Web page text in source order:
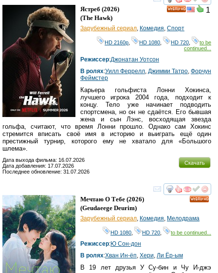
смотреть
1
Ястреб (2026)
(The Hawk)
Зарубежный сериал Комедия Спорт
HD 2160р HD 1080 HD 720
to be
continued...
Режиссер:Джонатан Уотсон
В ролях:Уилл Феррелл Джимми Татро Форчун
Феймстер
Карьера гольфиста Лонни Хокинса,
лучшего игрока 2004 года, подходит к
концу. Тело уже начинает подводить
спортсмена, но он не сдаётся. Его бывшая
жена и сын Лэнс, восходящая звезда
гольфа, считают, что время Лонни прошло. Однако сам Хокинс
стремится вписать своё имя в историю и выиграть ещё один
престижный турнир, которого ему не хватало для «Большого
шлема».
Скачать
Дата выхода фильма: 16.07.2026
Дата добавления: 17.07.2026
Последнее обновление: 31.07.2026
смотреть
Мечтаю О Тебе (2026)
(Geudaeege Deurim)
Зарубежный сериал, Комедия, Мелодрама
HD 1080, HD 720, to be continued...
Режиссер:Ю Сон-дон
В ролях:Хван Ин-ёп, Хери, Ли Ёр-ым
В 19 лет друзья У Су-бин и Чу И-джэ